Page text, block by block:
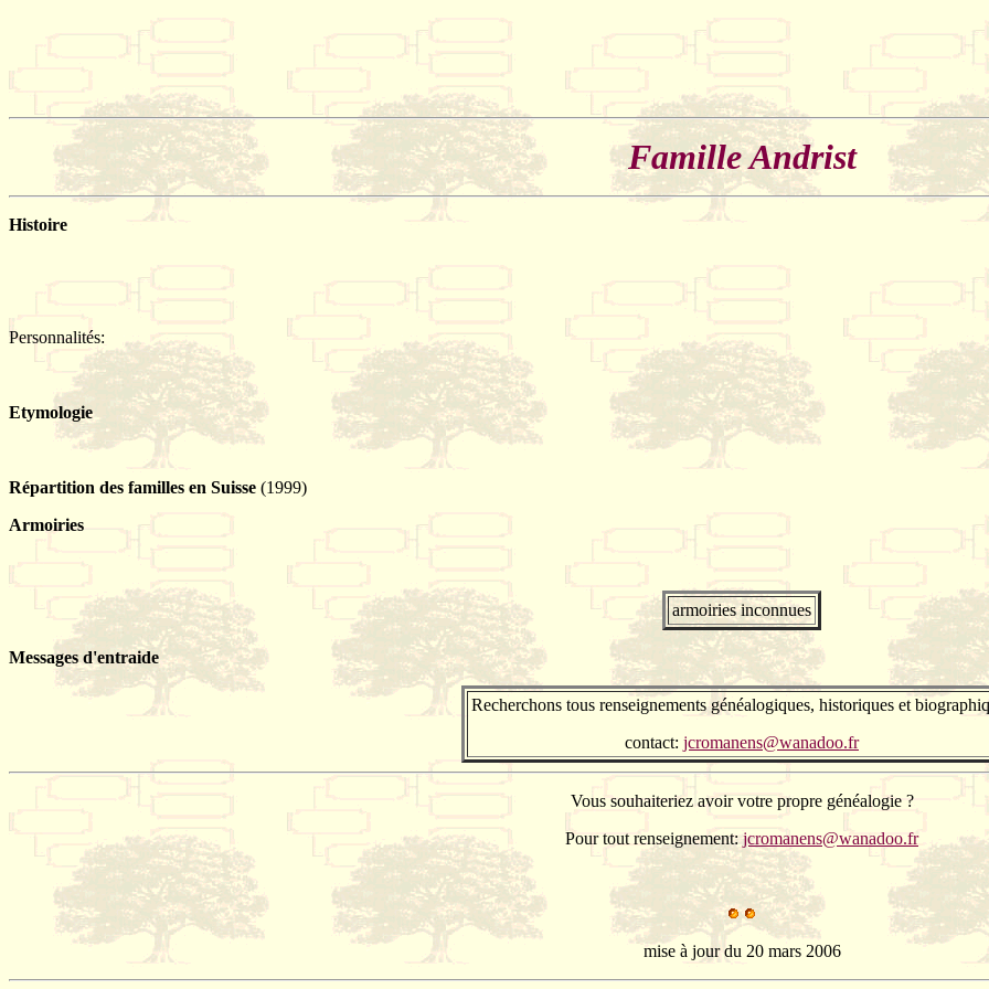
Famille Andrist
Histoire
Personnalités:
Etymologie
Répartition des familles en Suisse (1999)
Armoiries
armoiries inconnues
Messages d'entraide
Recherchons tous renseignements généalogiques, historiques et
contact: jcromanens@wanadoo.fr
Vous souhaiteriez avoir votre propre généalogie ?
Pour tout renseignement: jcromanens@wanadoo.fr
mise à jour du 20 mars 2006